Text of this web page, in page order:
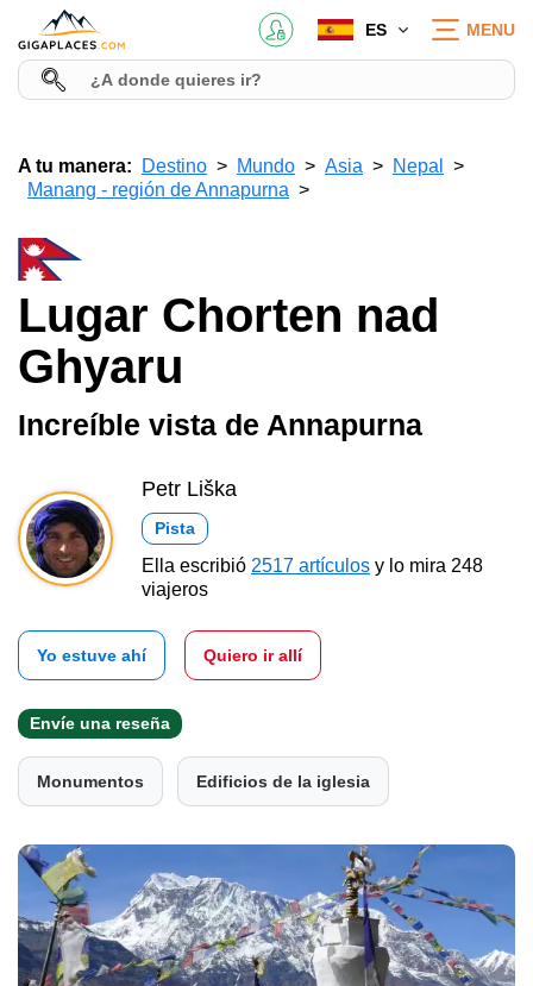
ES MENU
A tu manera: Destino Mundo Asia
Nepal
Manang - región de Annapurna
Lugar Chorten nad
Ghyaru
Increíble vista de Annapurna
Petr Liška
Pista
Ella escribió 2517 artículos y lo mira 248
viajeros
Yo estuve ahí Quiero ir allí
Envíe una reseña
Monumentos Edificios de la iglesia